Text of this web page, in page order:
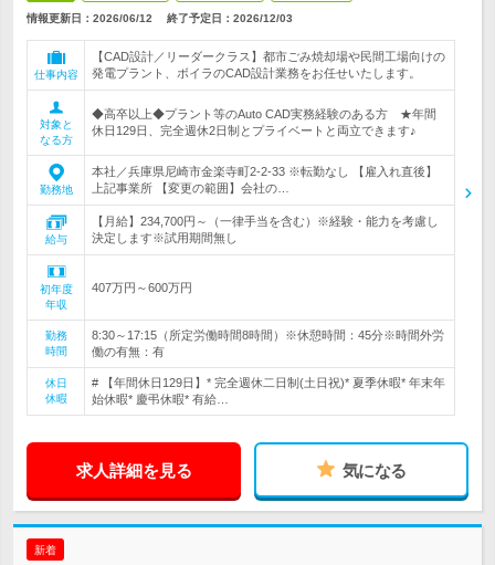
情報更新日：2026/06/12 終了予定日： 2026/12/03
仕事内容
【CAD設計／リーダークラス】都市ごみ焼却場や民間工場向けの
発電プラント、ボイラのCAD設計業務をお任せいたします。
対象と
なる方
◆高卒以上◆プラント等のAuto CAD実務経験のある方 ★年間
休日129日、完全週休2日制とプライベートと両立できます♪
勤務地
本社／兵庫県尼崎市金楽寺町2-2-33 ※転勤なし 【雇入れ直後】
上記事業所 【変更の範囲】会社の…
給与
【月給】234,700円～（一律手当を含む）※経験・能力を考慮し
決定します※試用期間無し
初年度
年収
407万円～600万円
勤務
時間
8:30～17:15（所定労働時間8時間）※休憩時間：45分※時間外労
働の有無：有
休日
休暇
# 【年間休日129日】* 完全週休二日制(土日祝)* 夏季休暇* 年末年
始休暇* 慶弔休暇* 有給…
求人詳細を見る 気になる
新着